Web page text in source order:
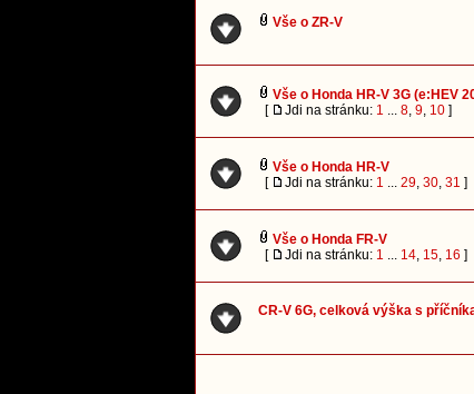
Vše o ZR-V
Vše o Honda HR-V 3G (e:HEV
[
Jdi na stránku: 1 ... 8, 9, 10 ]
Vše o Honda HR-V
[
Jdi na stránku: 1 ... 29, 30, 31 ]
Vše o Honda FR-V
[
Jdi na stránku: 1 ... 14, 15, 16 ]
CR-V 6G, celková výška s